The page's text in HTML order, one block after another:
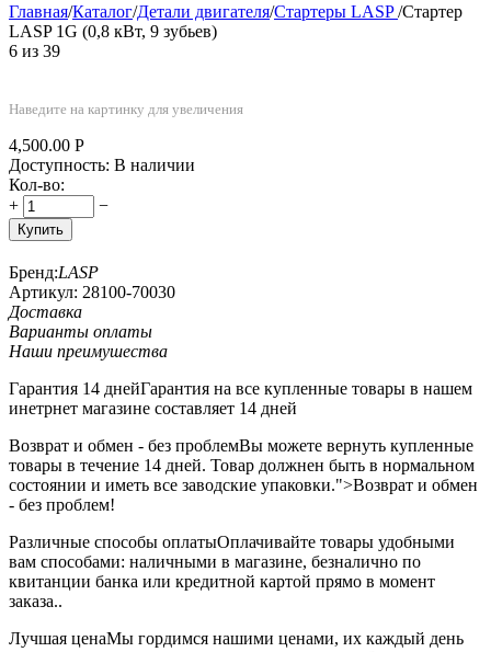
Главная/Каталог/Детали двигателя/Стартеры LASP/Стартер
LASP 1G (0,8 кВт, 9 зубьев)
6 из 39
Наведите на картинку для увеличения
4,500.00 Р
Доступность: В наличии
Кол-во:
+
−
Купить
Бренд:LASP
Артикул: 28100-70030
Доставка
Варианты оплаты
Наши преимушества
Гарантия 14 днейГарантия на все купленные товары в нашем
инетрнет магазине составляет 14 дней
Возврат и обмен - без проблемВы можете вернуть купленные
товары в течение 14 дней. Товар должнен быть в нормальном
состоянии и иметь все заводские упаковки.">Возврат и обмен
- без проблем!
Различные способы оплатыОплачивайте товары удобными
вам способами: наличными в магазине, безналично по
квитанции банка или кредитной картой прямо в момент
заказа..
Лучшая ценаМы гордимся нашими ценами, их каждый день